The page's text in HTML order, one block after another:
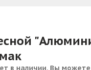
в наличии. Вы